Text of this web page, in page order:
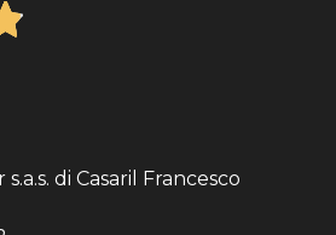
di Casaril Francesco